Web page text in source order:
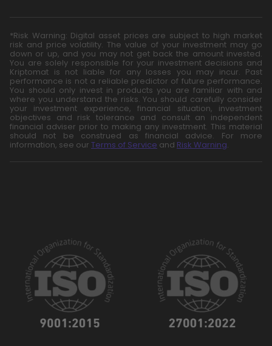
*Risk Warning: Digital asset prices are subject to high market
risk and price volatility. The value of your investment may go
down or up, and you may not get back the amount invested.
You are solely responsible for your investment decisions and
Kriptomat is not liable for any losses you may incur. Past
performance is not a reliable predictor of future performance.
You should only invest in products you are familiar with and
where you understand the risks. You should carefully consider
your investment experience, financial situation, investment
objectives and risk tolerance and consult an independent
financial adviser prior to making any investment. This material
should not be construed as financial advice. For more
information, see our Terms of Service and Risk Warning.